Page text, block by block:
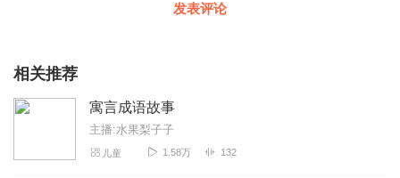
发表评论
相关推荐
寓言成语故事
主播:水果梨子子
儿童 1.58万 132